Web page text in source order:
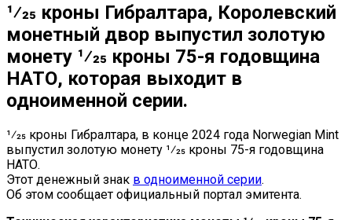
1⁄25 кроны Гибралтара, Королевский
монетный двор выпустил золотую
монету 1⁄25 кроны 75-я годовщина
НАТО, которая выходит в
одноименной серии.
1⁄25 кроны Гибралтара, в конце 2024 года Norwegian Mint
выпустил золотую монету 1⁄25 кроны 75-я годовщина
НАТО.
Этот денежный знак в одноименной серии.
Об этом сообщает официальный портал эмитента.